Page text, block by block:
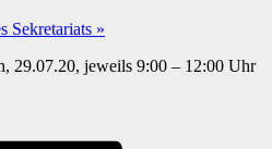
Sekretariats »
29.07.20, jeweils 9:00 – 12:00 Uhr